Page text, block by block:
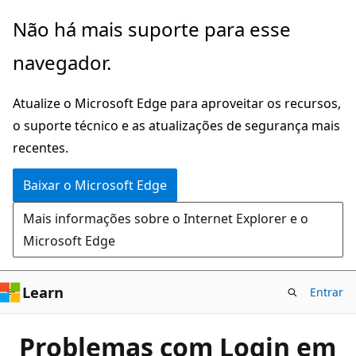
Pular
o
principal
Não há mais suporte para esse
navegador.
Atualize o Microsoft Edge para aproveitar os recursos,
o suporte técnico e as atualizações de segurança mais
recentes.
Baixar o Microsoft Edge
Mais informações sobre o Internet Explorer e o
Microsoft Edge
Learn Entrar
Problemas com Login em